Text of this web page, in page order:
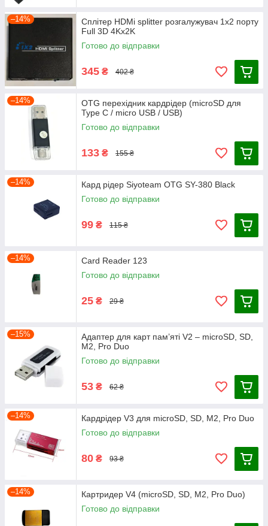
–14%
Сплітер HDMi splitter розгалужувач 1x2 порту
Full 3D 4Kx2K
Готово до відправки
345 ₴ 402 ₴
–14%
OTG перехідник кардрідер (microSD для
Type C / micro USB / USB)
Готово до відправки
133 ₴ 155 ₴
–14%
Кард рідер Siyoteam OTG SY-380 Black
Готово до відправки
99 ₴ 115 ₴
–14%
Card Reader 123
Готово до відправки
25 ₴ 29 ₴
–15%
Адаптер для карт пам’яті V2 – microSD, SD,
M2, Pro Duo
Готово до відправки
53 ₴ 62 ₴
–14%
Кардрідер V3 для microSD, SD, M2, Pro Duo
Готово до відправки
80 ₴ 93 ₴
–14%
Картридер V4 (microSD, SD, M2, Pro Duo)
Готово до відправки